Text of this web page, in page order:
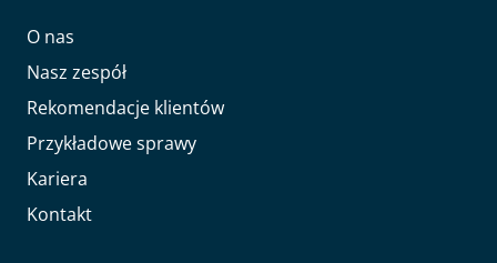
O nas
Nasz zespół
Rekomendacje klientów
Przykładowe sprawy
Kariera
Kontakt